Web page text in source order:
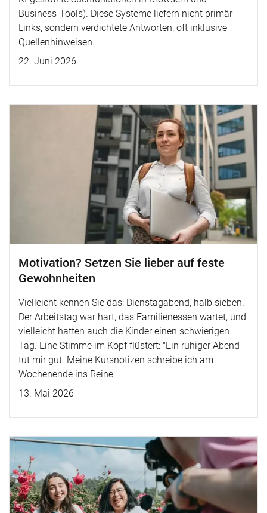
Business-Tools). Diese Systeme liefern nicht primär
Links, sondern verdichtete Antworten, oft inklusive
Quellenhinweisen.
22. Juni 2026
Motivation? Setzen Sie lieber auf feste
Gewohnheiten
Vielleicht kennen Sie das: Dienstagabend, halb sieben.
Der Arbeitstag war hart, das Familienessen wartet, und
vielleicht hatten auch die Kinder einen schwierigen
Tag. Eine Stimme im Kopf flüstert: "Ein ruhiger Abend
tut mir gut. Meine Kursnotizen schreibe ich am
Wochenende ins Reine."
13. Mai 2026